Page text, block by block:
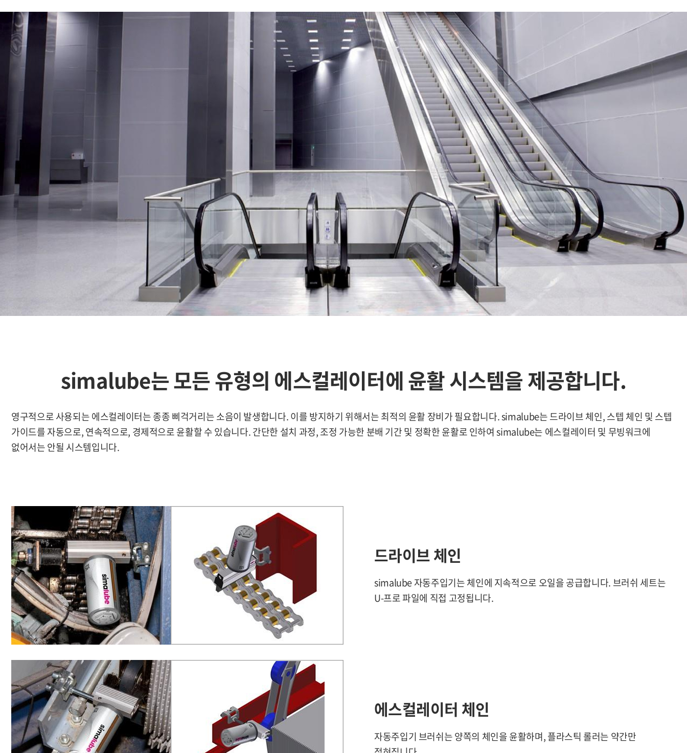
simalube는 모든 유형의 에스컬레이터에 윤활 시스템을 제공합니다.
영구적으로 사용되는 에스컬레이터는 종종 삐걱거리는 소음이 발생합니다. 이를 방지하기 위해서는 최적의 윤활 장비가 필요합니다. simalube는 드라이브 체인, 스텝 체인 및 스텝
가이드를 자동으로, 연속적으로, 경제적으로 윤활할 수 있습니다. 간단한 설치 과정, 조정 가능한 분배 기간 및 정확한 윤활로 인하여 simalube는 에스컬레이터 및 무빙워크에
없어서는 안될 시스템입니다.
드라이브 체인
simalube 자동주입기는 체인에 지속적으로 오일을 공급합니다. 브러쉬 세트는
U-프로 파일에 직접 고정됩니다.
에스컬레이터 체인
자동주입기 브러쉬는 양쪽의 체인을 윤활하며, 플라스틱 롤러는 약간만